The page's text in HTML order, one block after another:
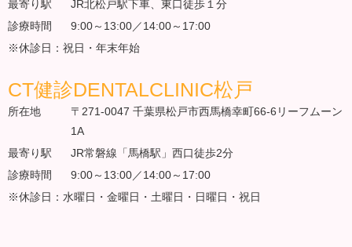
最寄り駅
JR北松戸駅下車、東口徒歩１分
診療時間
9:00～13:00／14:00～17:00
※休診日：祝日・年末年始
CT健診DENTALCLINIC松戸
所在地
〒271-0047 千葉県松戸市西馬橋幸町66-6リーフムーン
1A
最寄り駅
JR常磐線「馬橋駅」西口徒歩2分
診療時間
9:00～13:00／14:00～17:00
※休診日：水曜日・金曜日・土曜日・日曜日・祝日